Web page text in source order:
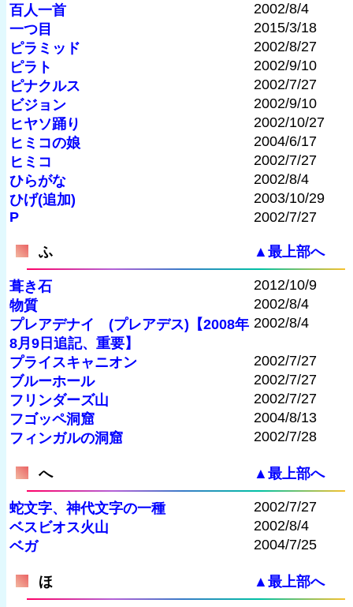
百人一首
2002/8/4
一つ目
2015/3/18
ピラミッド
2002/8/27
ピラト
2002/9/10
ピナクルス
2002/7/27
ビジョン
2002/9/10
ヒヤソ踊り
2002/10/27
ヒミコの娘
2004/6/17
ヒミコ
2002/7/27
ひらがな
2002/8/4
ひげ(追加)
2003/10/29
P
2002/7/27
ふ ▲最上部へ
葺き石
2012/10/9
物質
2002/8/4
プレアデナイ (プレアデス)【2008年
8月9日追記、重要】
2002/8/4
プライスキャニオン
2002/7/27
ブルーホール
2002/7/27
フリンダーズ山
2002/7/27
フゴッペ洞窟
2004/8/13
フィンガルの洞窟
2002/7/28
へ ▲最上部へ
蛇文字、神代文字の一種
2002/7/27
ベスビオス火山
2002/8/4
ベガ
2004/7/25
ほ ▲最上部へ